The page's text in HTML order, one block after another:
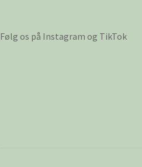
Følg os på Instagram og TikTok